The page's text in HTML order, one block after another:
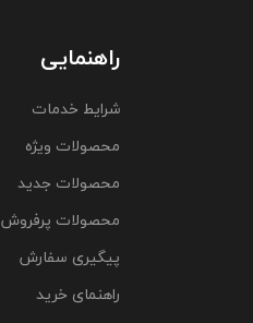
راهنمایی
شرایط خدمات
محصولات ویژه
محصولات جدید
محصولات پرفروش
پیگیری سفارش
راهنمای خرید